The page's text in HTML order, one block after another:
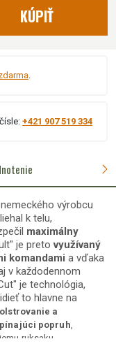
KÚPIŤ
.
+421 907 519 334
výrobcu
k telu,
maximálny
je pretovyužívaný
komandami a vďaka
v každodennom
je technológia,
to hlavne na
a
popruh
ruksaku.